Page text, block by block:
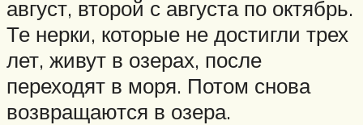
август, второй с августа по октябрь.
Те нерки, которые не достигли трех
лет, живут в озерах, после
переходят в моря. Потом снова
возвращаются в озера.